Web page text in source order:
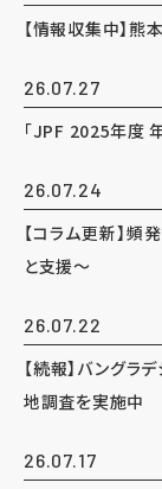
【情報収集中】熊
26.07.27
「JPF 2025年度
26.07.24
【コラム更新】
と支援～
26.07.22
【続報】バングラ
地調査を実施中
26.07.17